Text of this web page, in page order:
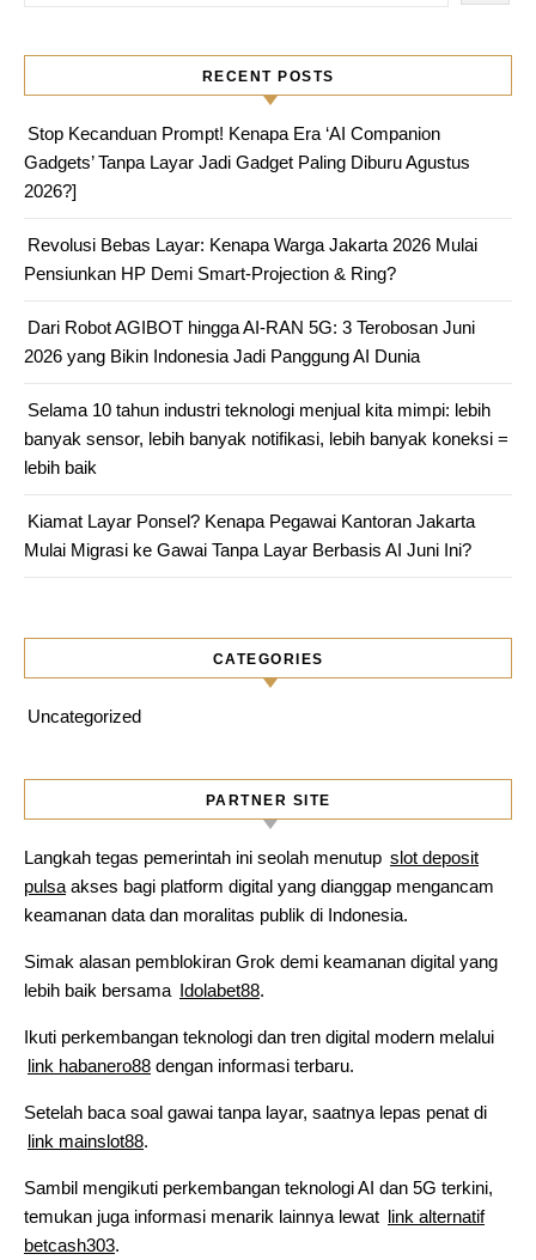
RECENT POSTS
Stop Kecanduan Prompt! Kenapa Era ‘AI Companion
Gadgets’ Tanpa Layar Jadi Gadget Paling Diburu Agustus
2026?]
Revolusi Bebas Layar: Kenapa Warga Jakarta 2026 Mulai
Pensiunkan HP Demi Smart-Projection & Ring?
Dari Robot AGIBOT hingga AI-RAN 5G: 3 Terobosan Juni
2026 yang Bikin Indonesia Jadi Panggung AI Dunia
Selama 10 tahun industri teknologi menjual kita mimpi: lebih
banyak sensor, lebih banyak notifikasi, lebih banyak koneksi =
lebih baik
Kiamat Layar Ponsel? Kenapa Pegawai Kantoran Jakarta
Mulai Migrasi ke Gawai Tanpa Layar Berbasis AI Juni Ini?
CATEGORIES
Uncategorized
PARTNER SITE
Langkah tegas pemerintah ini seolah menutup slot deposit
pulsa akses bagi platform digital yang dianggap mengancam
keamanan data dan moralitas publik di Indonesia.
Simak alasan pemblokiran Grok demi keamanan digital yang
lebih baik bersama Idolabet88.
Ikuti perkembangan teknologi dan tren digital modern melalui
link habanero88 dengan informasi terbaru.
Setelah baca soal gawai tanpa layar, saatnya lepas penat di
link mainslot88.
Sambil mengikuti perkembangan teknologi AI dan 5G terkini,
temukan juga informasi menarik lainnya lewat link alternatif
betcash303.